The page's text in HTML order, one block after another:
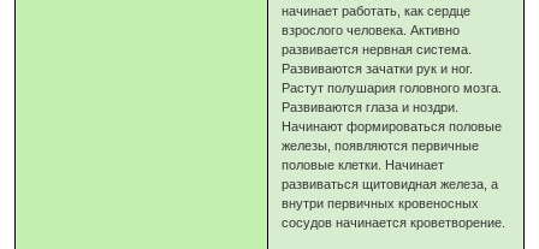
начинает работать, как сердце
взрослого человека. Активно
развивается нервная система.
Развиваются зачатки рук и ног.
Растут полушария головного мозга.
Развиваются глаза и ноздри.
Начинают формироваться половые
железы, появляются первичные
половые клетки. Начинает
развиваться щитовидная железа, а
внутри первичных кровеносных
сосудов начинается кроветворение.